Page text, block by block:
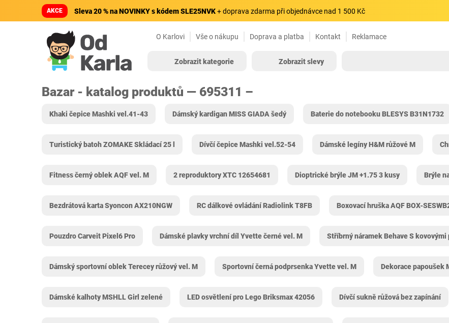
AKCE Sleva 20 % na NOVINKY s kódem SLE25NVK+ doprava zdarma při objednávce nad 1 500 Kč
O Karlovi Vše o nákupu Doprava a platba Kontakt Reklamace
Zobrazit kategorie Zobrazit slevy
Bazar - katalog produktů — 695311 –
Khaki čepice Mashki vel.41-43 Dámský kardigan MISS GIADA šedý Baterie do notebooku BLESYS B31N1732
Turistický batoh ZOMAKE Skládací 25 l Dívčí čepice Mashki vel.52-54 Dámské legíny H&M růžové M
Fitness černý oblek AQF vel. M 2 reproduktory XTC 12654681 Dioptrické brýle JM +1.75 3 kusy Brýle
Bezdrátová karta Syoncon AX210NGW RC dálkové ovládání Radiolink T8FB Boxovací hruška AQF ‎BOX-
Pouzdro Carveit Pixel6 Pro Dámské plavky vrchní díl Yvette černé vel. M Stříbrný náramek Behave S kovovými
Dámský sportovní oblek Terecey růžový vel. M Sportovní černá podprsenka Yvette vel. M Dekorace papoušek
Dámské kalhoty MSHLL Girl zelené LED osvětlení pro Lego Briksmax 42056 Dívčí sukně růžová bez zapínání